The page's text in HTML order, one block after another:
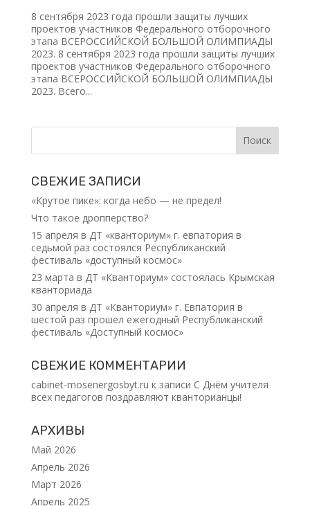
8 сентября 2023 года прошли защиты лучших
проектов участников Федерального отборочного
этапа ВСЕРОССИЙСКОЙ БОЛЬШОЙ ОЛИМПИАДЫ
2023. 8 сентября 2023 года прошли защиты лучших
проектов участников Федерального отборочного
этапа ВСЕРОССИЙСКОЙ БОЛЬШОЙ ОЛИМПИАДЫ
2023. Всего...
СВЕЖИЕ ЗАПИСИ
«Крутое пике»: когда небо — не предел!
Что такое дропперство?
15 апреля в ДТ «кванториум» г. евпатория в
седьмой раз состоялся Республиканский
фестиваль «доступный космос»
23 марта в ДТ «Кванториум» состоялась Крымская
кванториада
30 апреля в ДТ «Кванториум» г. Евпатория в
шестой раз прошел ежегодный Республиканский
фестиваль «Доступный космос»
СВЕЖИЕ КОММЕНТАРИИ
cabinet-mosenergosbyt.ru к записи С Днём учителя
всех педагогов поздравляют кванторианцы!
АРХИВЫ
Май 2026
Апрель 2026
Март 2026
Апрель 2025